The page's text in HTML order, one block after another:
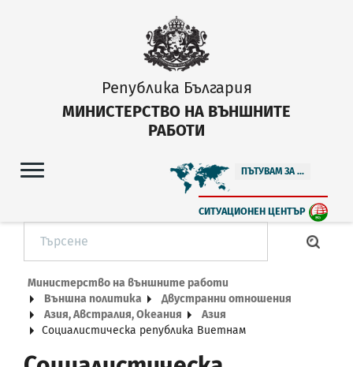
Република България
МИНИСТЕРСТВО НА ВЪНШНИТЕ
РАБОТИ
ПЪТУВАМ ЗА ...
СИТУАЦИОНЕН ЦЕНТЪР
Министерство на външните работи
Външна политика
Двустранни отношения
Азия, Австралия, Океания
Азия
Социалистическа република Виетнам